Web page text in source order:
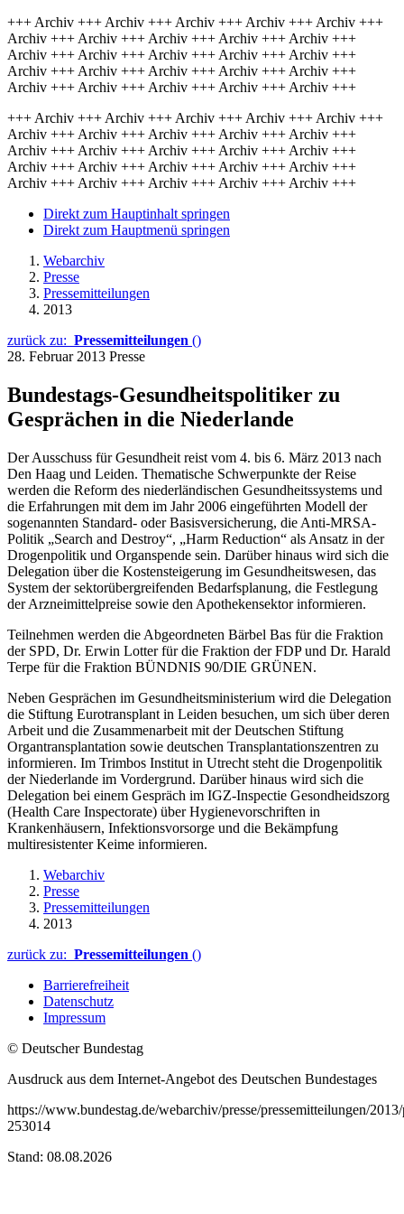
+++ Archiv +++ Archiv +++ Archiv +++ Archiv +++ Archiv +++
Archiv +++ Archiv +++ Archiv +++ Archiv +++ Archiv +++
Archiv +++ Archiv +++ Archiv +++ Archiv +++ Archiv +++
Archiv +++ Archiv +++ Archiv +++ Archiv +++ Archiv +++
Archiv +++ Archiv +++ Archiv +++ Archiv +++ Archiv +++
+++ Archiv +++ Archiv +++ Archiv +++ Archiv +++ Archiv +++
Archiv +++ Archiv +++ Archiv +++ Archiv +++ Archiv +++
Archiv +++ Archiv +++ Archiv +++ Archiv +++ Archiv +++
Archiv +++ Archiv +++ Archiv +++ Archiv +++ Archiv +++
Archiv +++ Archiv +++ Archiv +++ Archiv +++ Archiv +++
Direkt zum Hauptinhalt springen
Direkt zum Hauptmenü springen
Webarchiv
Presse
Pressemitteilungen
2013
zurück zu: Pressemitteilungen ()
28. Februar 2013 Presse
Bundestags-Gesundheitspolitiker zu
Gesprächen in die Niederlande
Der Ausschuss für Gesundheit reist vom 4. bis 6. März 2013 nach
Den Haag und Leiden. Thematische Schwerpunkte der Reise
werden die Reform des niederländischen Gesundheitssystems und
die Erfahrungen mit dem im Jahr 2006 eingeführten Modell der
sogenannten Standard- oder Basisversicherung, die Anti-MRSA-
Politik „Search and Destroy“, „Harm Reduction“ als Ansatz in der
Drogenpolitik und Organspende sein. Darüber hinaus wird sich die
Delegation über die Kostensteigerung im Gesundheitswesen, das
System der sektorübergreifenden Bedarfsplanung, die Festlegung
der Arzneimittelpreise sowie den Apothekensektor informieren.
Teilnehmen werden die Abgeordneten Bärbel Bas für die Fraktion
der SPD, Dr. Erwin Lotter für die Fraktion der FDP und Dr. Harald
Terpe für die Fraktion BÜNDNIS 90/DIE GRÜNEN.
Neben Gesprächen im Gesundheitsministerium wird die Delegation
die Stiftung Eurotransplant in Leiden besuchen, um sich über deren
Arbeit und die Zusammenarbeit mit der Deutschen Stiftung
Organtransplantation sowie deutschen Transplantationszentren zu
informieren. Im Trimbos Institut in Utrecht steht die Drogenpolitik
der Niederlande im Vordergrund. Darüber hinaus wird sich die
Delegation bei einem Gespräch im IGZ-Inspectie Gesondheidszorg
(Health Care Inspectorate) über Hygienevorschriften in
Krankenhäusern, Infektionsvorsorge und die Bekämpfung
multiresistenter Keime informieren.
Webarchiv
Presse
Pressemitteilungen
2013
zurück zu: Pressemitteilungen ()
Barrierefreiheit
Datenschutz
Impressum
© Deutscher Bundestag
Ausdruck aus dem Internet-Angebot des Deutschen Bundestages
https://www.bundestag.de/webarchiv/presse/pressemitteilungen/
253014
Stand: 08.08.2026